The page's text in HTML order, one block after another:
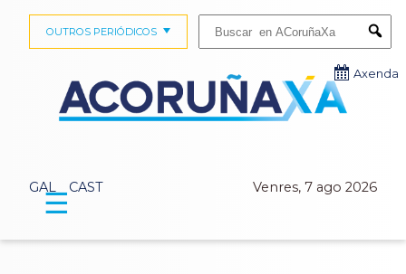
GAL CAST Venres, 7 ago 2026
OUTROS PERIÓDICOS
Axenda
☰